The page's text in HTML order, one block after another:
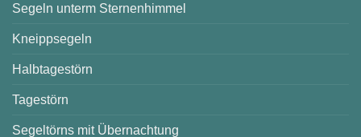
Segeln unterm Sternenhimmel
Kneippsegeln
Halbtagestörn
Tagestörn
Segeltörns mit Übernachtung